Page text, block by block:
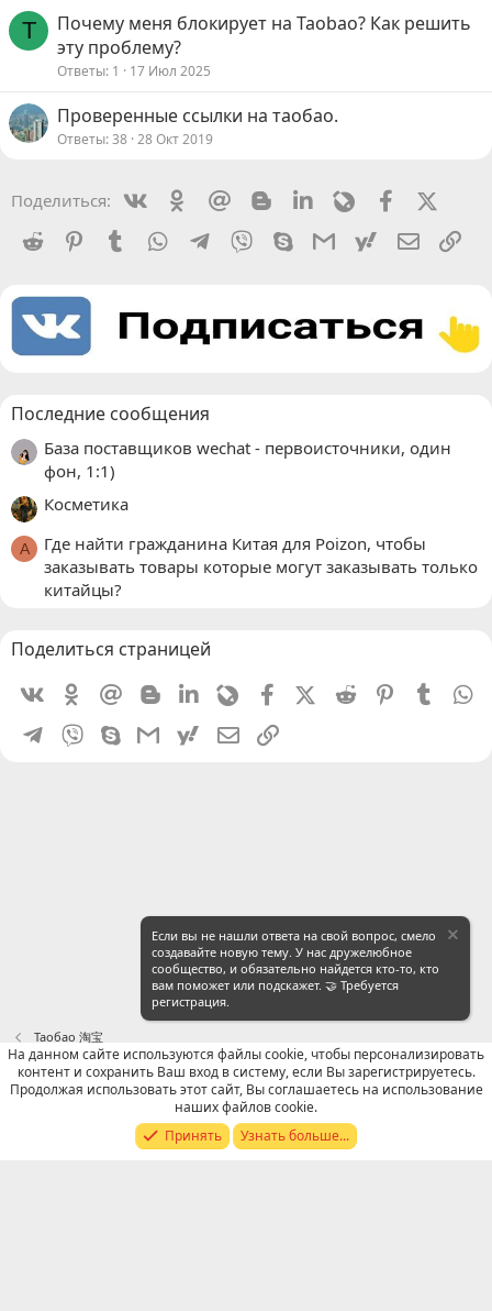
T
Почему меня блокирует на Taobao? Как решить
эту проблему?
Ответы 1 17 Июл 2025
Проверенные ссылки на таобао.
Ответы 38 28 Окт 2019
Поделиться: VkontakteOdnoklassniki
Mail.ru BloggerLinkedinLivejournalFacebook
Reddit
PinterestTumblr WhatsAppTelegram
Viber SkypeGmailyahoomail
Последние сообщения
База поставщиков wechat - первоисточники, один
фон, 1:1)
Косметика
A
Где найти гражданина Китая для Poizon, чтобы
заказывать товары которые могут заказывать только
китайцы?
Поделиться страницей
VkontakteOdnoklassniki
Mail.ru BloggerLinkedin
LivejournalFacebookX (Twitter)
Reddit PinterestTumblr
Telegram
Viber SkypeGmailyahoomailЭлектронная почта
Таобао 淘宝
Russian (RU)
Условия и правила
Политика конфиденциальности
Помощь
R
S
Если вы не нашли ответа на свой вопрос, смело
создавайте новую тему. У нас дружелюбное
сообщество, и обязательно найдется кто-то, кто
вам поможет или подскажет. 🤝 Требуется
регистрация.
На данном сайте используются файлы cookie, чтобы персонализировать
контент и сохранить Ваш вход в систему, если Вы зарегистрируетесь.
Продолжая использовать этот сайт, Вы соглашаетесь на использование
наших файлов cookie.
Принять
Узнать больше...